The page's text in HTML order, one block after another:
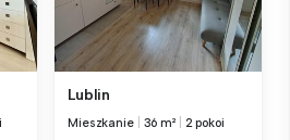
Lublin
Mieszkanie 36 m² 2 pokoi